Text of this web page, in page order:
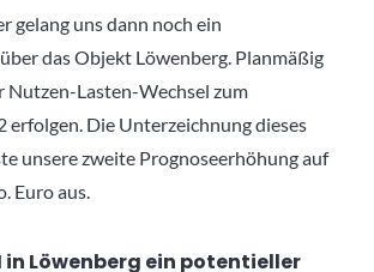
gelang uns dann noch ein
das Objekt Löwenberg. Planmäßig
Nutzen-Lasten-Wechsel zum
erfolgen. Die Unterzeichnung dieses
unsere zweite Prognoseerhöhung auf
Euro aus.
in Löwenberg ein potentieller